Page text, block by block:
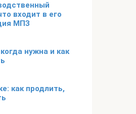
входит в его
МПЗ
нужна и как
как продлить,